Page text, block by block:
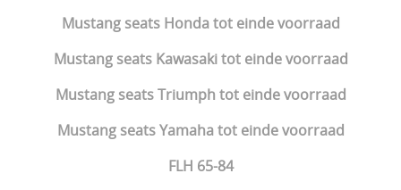
Mustang seats Honda tot einde voorraad
Mustang seats Kawasaki tot einde voorraad
Mustang seats Triumph tot einde voorraad
Mustang seats Yamaha tot einde voorraad
FLH 65-84